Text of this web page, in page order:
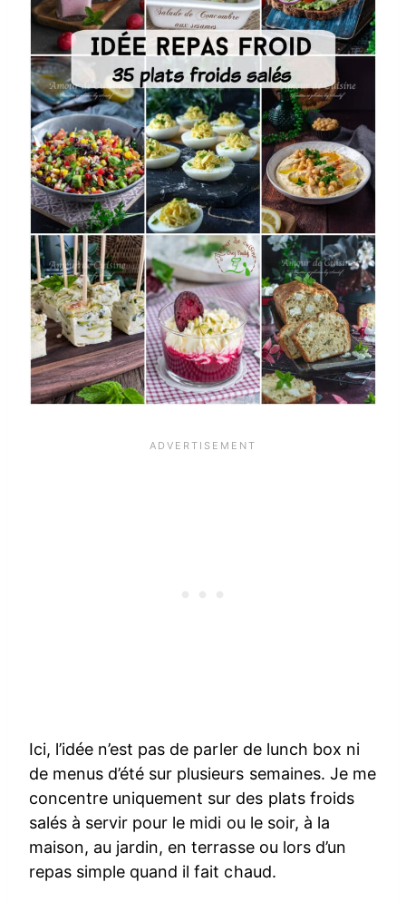
Ici, l’idée n’est pas de parler de lunch box ni
de menus d’été sur plusieurs semaines. Je me
concentre uniquement sur des plats froids
salés à servir pour le midi ou le soir, à la
maison, au jardin, en terrasse ou lors d’un
repas simple quand il fait chaud.